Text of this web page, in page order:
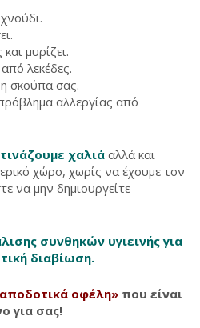
μυρίζει.
λεκέδες.
η σκούπα σας.
αλλεργίας από
χαλιά αλλά και
χώρο, χωρίς να έχουμε τον
να μην δημιουργείτε
συνθηκών υγιεινής για
διαβίωση.
οφέλη» που είναι
για σας!